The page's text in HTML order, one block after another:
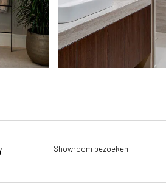
Showroom bezoeken